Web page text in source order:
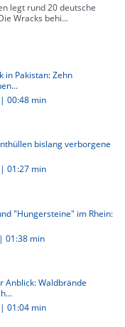
legt rund 20 deutsche
Wracks behi...
in Pakistan: Zehn
| 00:48 min
bislang verborgene
| 01:27 min
"Hungersteine" im Rhein:
| 01:38 min
Anblick: Waldbrände
| 01:04 min